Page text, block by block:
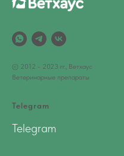
© 2012 - 2023 гг., Ветхаус
Ветеринарные препараты
Telegram
Telegram